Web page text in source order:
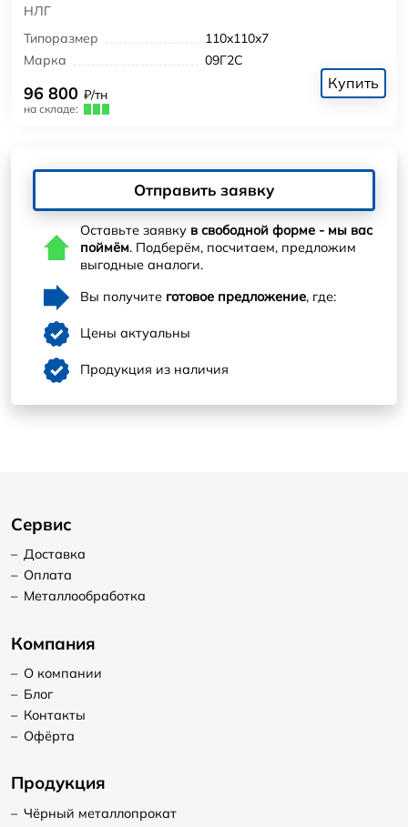
НЛГ
Типоразмер
110x110x7
Марка
09Г2С
96 800 ₽/тн
на складе:
Купить
Отправить заявку
Оставьте заявку в свободной форме - мы вас
поймём. Подберём, посчитаем, предложим
выгодные аналоги.
Вы получите готовое предложение, где:
Цены актуальны
Продукция из наличия
Сервис
– Доставка
– Оплата
– Металлообработка
Компания
– О компании
– Блог
– Контакты
– Офёрта
Продукция
– Чёрный металлопрокат